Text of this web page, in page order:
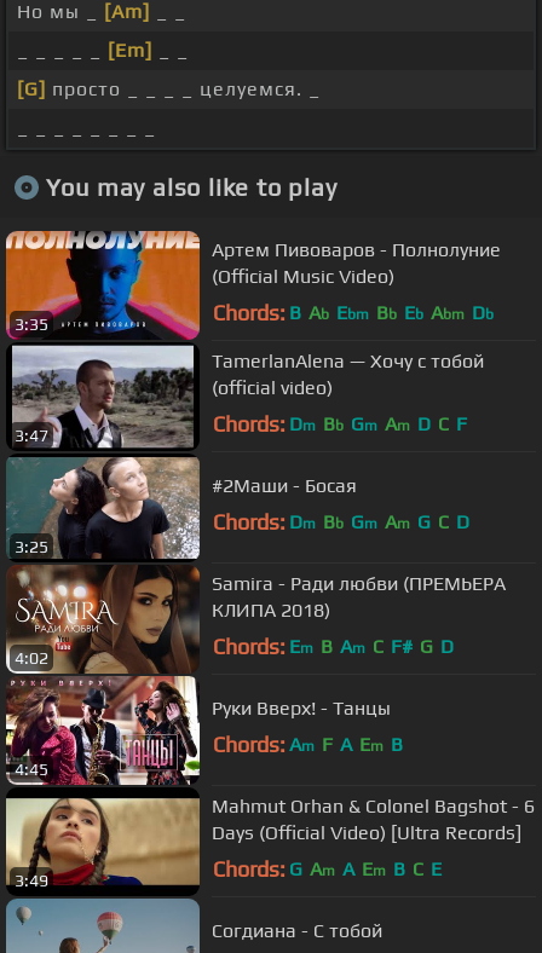
Но мы _
[Am]
[Em]
[G] просто _ _ _ _ целуемся. _
You may also like to play
3:35
Артем Пивоваров - Полнолуние
(Official Music Video)
Chords: B Ab Ebm Bb Eb Abm Db
3:47
TamerlanAlena — Хочу с тобой
(official video)
Chords: Dm Bb Gm Am D C F
3:25
#2Маши - Босая
Chords: Dm Bb Gm Am G C D
4:02
Samira - Ради любви (ПРЕМЬЕРА
КЛИПА 2018)
Chords: Em B Am C F# G D
4:45
Руки Вверх! - Танцы
Chords: Am F A Em B
3:49
Mahmut Orhan & Colonel Bagshot - 6
Days (Official Video) [Ultra Records]
Chords: G Am A Em B C E
Согдиана - С тобой